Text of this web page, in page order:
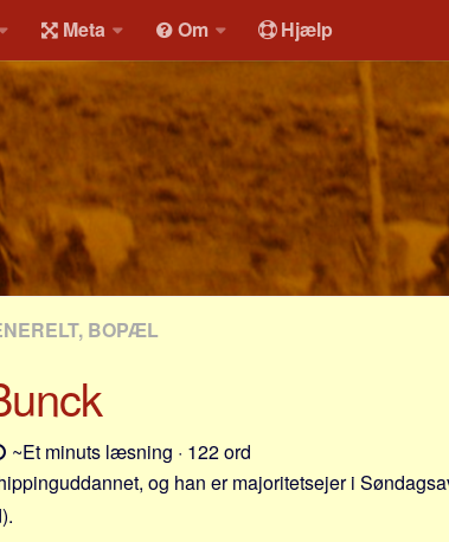
Meta Om Hjælp
BOPÆL
~Et minuts læsning · 122 ord
og han er majoritetsejer i